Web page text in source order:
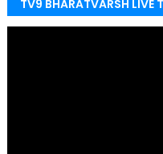
TV9 BHARATVARSH LIVE